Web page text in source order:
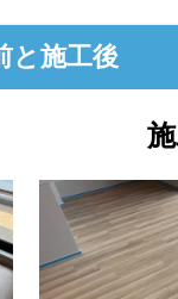
と施工後